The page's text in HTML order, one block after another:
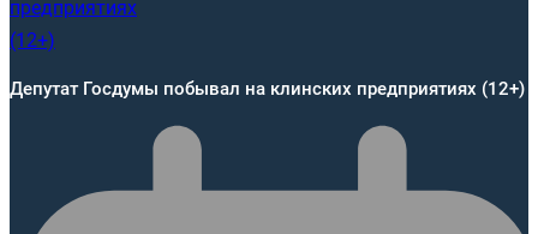
Депутат Госдумы побывал на клинских предприятиях (12+)